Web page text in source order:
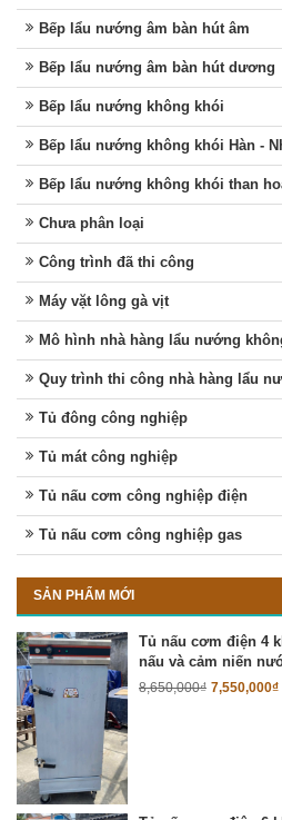
Bếp lẩu nướng âm bàn hút âm
Bếp lẩu nướng âm bàn hút dương
Bếp lẩu nướng không khói
Bếp lẩu nướng không khói Hàn -
Bếp lẩu nướng không khói than
Chưa phân loại
Công trình đã thi công
Máy vặt lông gà vịt
Mô hình nhà hàng lẩu nướng
Quy trình thi công nhà hàng lẩu
Tủ đông công nghiệp
Tủ mát công nghiệp
Tủ nấu cơm công nghiệp điện
Tủ nấu cơm công nghiệp gas
SẢN PHẨM MỚI
Tủ nấu cơm điện 4
nấu và cảm niến
8,650,000₫ 7,550,000₫